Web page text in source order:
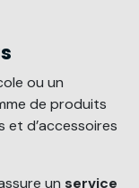
ou un
de produits
et d’accessoires
un service